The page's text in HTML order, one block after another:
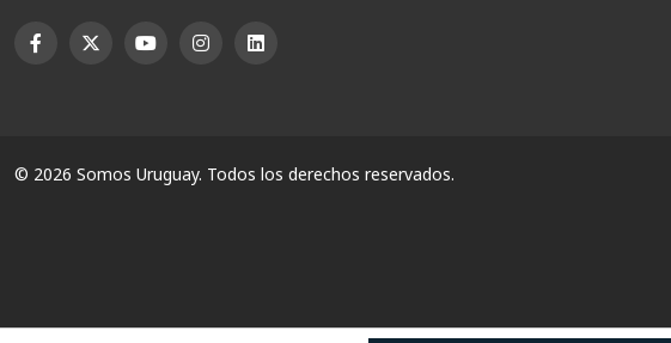
© 2026 Somos Uruguay. Todos los derechos reservados.